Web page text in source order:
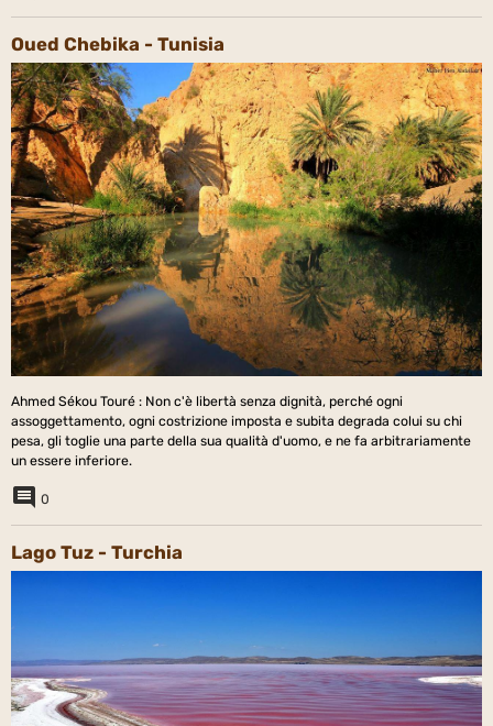
Oued Chebika - Tunisia
Ahmed Sékou Touré : Non c'è libertà senza dignità, perché ogni
assoggettamento, ogni costrizione imposta e subita degrada colui su chi
pesa, gli toglie una parte della sua qualità d'uomo, e ne fa arbitrariamente
un essere inferiore.
0
Lago Tuz - Turchia